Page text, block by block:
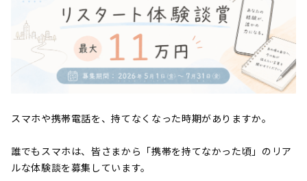
スマホや携帯電話を、持てなくなった時期がありますか。
誰でもスマホは、皆さまから「携帯を持てなかった頃」のリア
ルな体験談を募集しています。